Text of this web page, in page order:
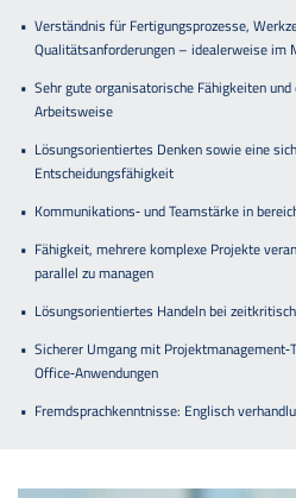
Verständnis für Fertigungsprozesse,
Qualitätsanforderungen – idealerweise im
Sehr gute organisatorische Fähigkeiten
Arbeitsweise
Lösungsorientiertes Denken sowie eine
Entscheidungsfähigkeit
Kommunikations‑ und Teamstärke in
Fähigkeit, mehrere komplexe Projekte
parallel zu managen
Lösungsorientiertes Handeln bei
Sicherer Umgang mit
Office‑Anwendungen
Fremdsprachkenntnisse: Englisch